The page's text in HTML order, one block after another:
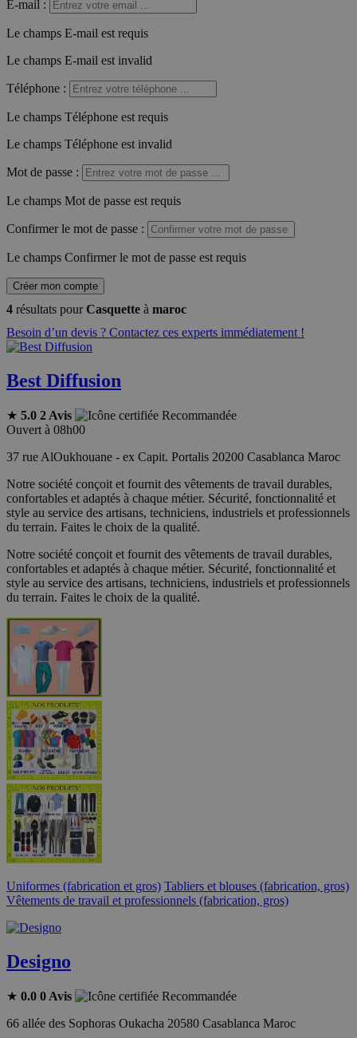
E-mail :
Le champs E-mail est requis
Le champs E-mail est invalid
Téléphone :
Le champs Téléphone est requis
Le champs Téléphone est invalid
Mot de passe :
Le champs Mot de passe est requis
Confirmer le mot de passe :
Le champs Confirmer le mot de passe est requis
Créer mon compte
4 résultats pourCasquette à maroc
Besoin d’un devis ? Contactez ces experts immédiatement !
Best Diffusion
★ 5.0 2 Avis
Recommandée
Ouvert à 08h00
37 rue AlOukhouane - ex Capit. Portalis 20200 Casablanca Maroc
Notre société conçoit et fournit des vêtements de travail durables,
confortables et adaptés à chaque métier. Sécurité, fonctionnalité et
style au service des artisans, techniciens, industriels et professionnels
du terrain. Faites le choix de la qualité.
Notre société conçoit et fournit des vêtements de travail durables,
confortables et adaptés à chaque métier. Sécurité, fonctionnalité et
style au service des artisans, techniciens, industriels et professionnels
du terrain. Faites le choix de la qualité.
Uniformes (fabrication et gros) Tabliers et blouses (fabrication, gros)
Vêtements de travail et professionnels (fabrication, gros)
Designo
★ 0.0 0 Avis
Recommandée
66 allée des Sophoras Oukacha 20580 Casablanca Maroc